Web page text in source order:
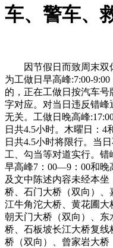
车、警车、
因节假日而致周末双
为工做日早高峰:7:00-
的，正在工做日按汽车
字对应。对当日违反错
无关。工做日晚高峰
日共4.5小时。木曜日：4
日共4.5小时将限行。当
工、勾当等对道实行。
早高峰7：00—9：00和晚
及文中陈述内容未经本
桥、石门大桥（双向）
江牛角沱大桥、黄花圃大
朝天门大桥（双向）、
桥、石板坡长江大桥复
桥（双向）、曾家岩大